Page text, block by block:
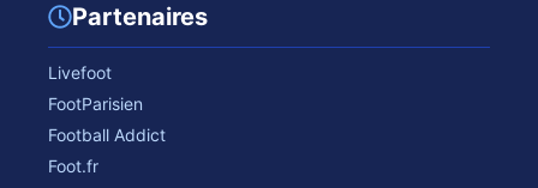
Partenaires
Livefoot
FootParisien
Football Addict
Foot.fr